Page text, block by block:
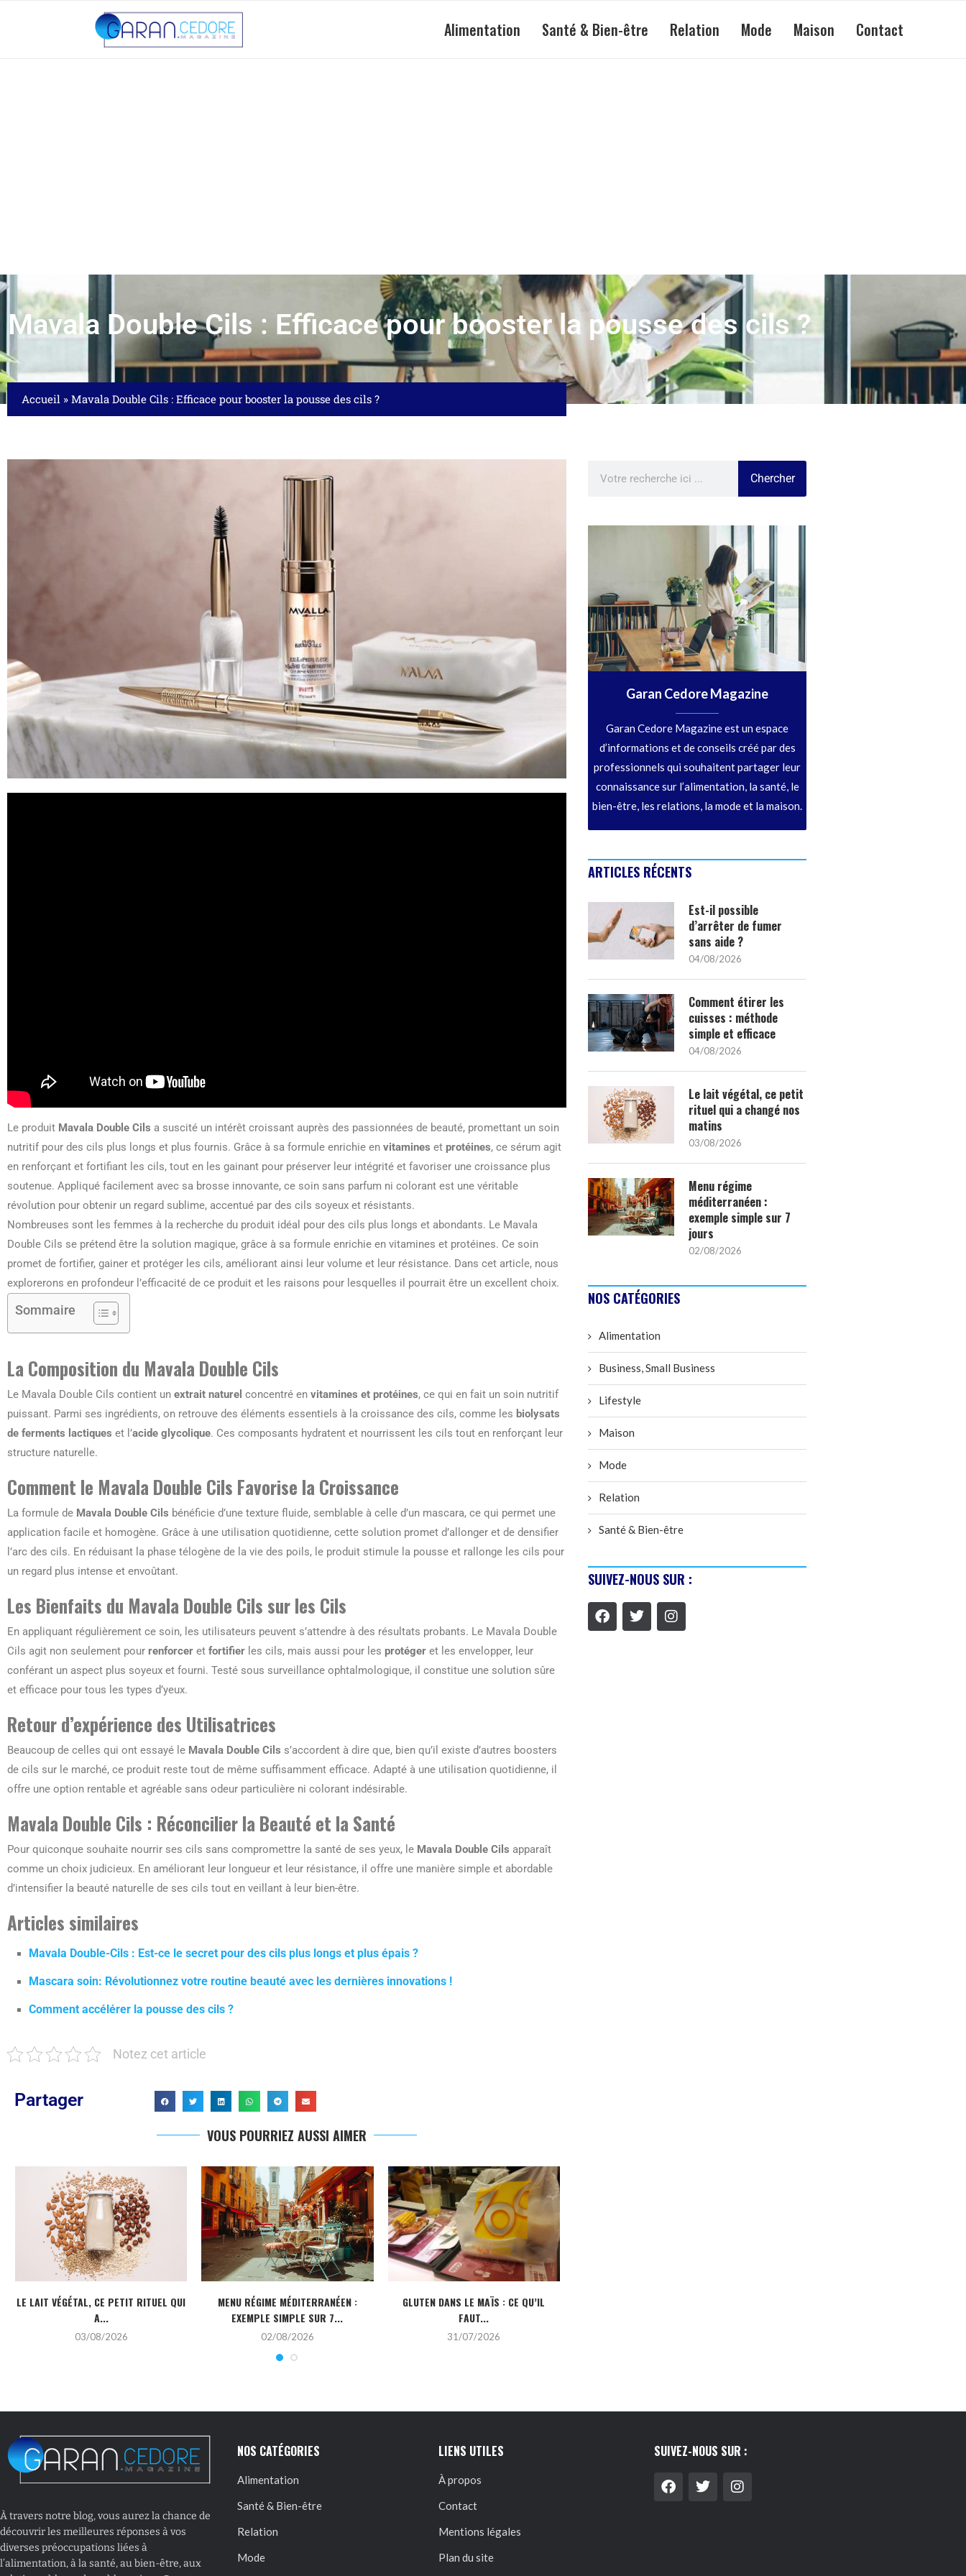
Alimentation Santé & Bien-être Relation Mode Maison Contact
Mavala Double Cils : Efficace pour booster la pousse des cils ?
Accueil » Mavala Double Cils : Efficace pour booster la pousse des cils ?
Le produit Mavala Double Cils a suscité un intérêt croissant auprès des passionnées de beauté, promettant un soin
nutritif pour des cils plus longs et plus fournis. Grâce à sa formule enrichie en vitamines et protéines, ce sérum agit
en renforçant et fortifiant les cils, tout en les gainant pour préserver leur intégrité et favoriser une croissance plus
soutenue. Appliqué facilement avec sa brosse innovante, ce soin sans parfum ni colorant est une véritable
révolution pour obtenir un regard sublime, accentué par des cils soyeux et résistants.
Nombreuses sont les femmes à la recherche du produit idéal pour des cils plus longs et abondants. Le Mavala
Double Cils se prétend être la solution magique, grâce à sa formule enrichie en vitamines et protéines. Ce soin
promet de fortifier, gainer et protéger les cils, améliorant ainsi leur volume et leur résistance. Dans cet article, nous
explorerons en profondeur l’efficacité de ce produit et les raisons pour lesquelles il pourrait être un excellent choix.
Sommaire
La Composition du Mavala Double Cils
Le Mavala Double Cils contient un extrait naturel concentré en vitamines et protéines, ce qui en fait un soin nutritif
puissant. Parmi ses ingrédients, on retrouve des éléments essentiels à la croissance des cils, comme les biolysats
de ferments lactiques et l’acide glycolique. Ces composants hydratent et nourrissent les cils tout en renforçant leur
structure naturelle.
Comment le Mavala Double Cils Favorise la Croissance
La formule de Mavala Double Cils bénéficie d’une texture fluide, semblable à celle d’un mascara, ce qui permet une
application facile et homogène. Grâce à une utilisation quotidienne, cette solution promet d’allonger et de densifier
l’arc des cils. En réduisant la phase télogène de la vie des poils, le produit stimule la pousse et rallonge les cils pour
un regard plus intense et envoûtant.
Les Bienfaits du Mavala Double Cils sur les Cils
En appliquant régulièrement ce soin, les utilisateurs peuvent s’attendre à des résultats probants. Le Mavala Double
Cils agit non seulement pour renforcer et fortifier les cils, mais aussi pour les protéger et les envelopper, leur
conférant un aspect plus soyeux et fourni. Testé sous surveillance ophtalmologique, il constitue une solution sûre
et efficace pour tous les types d’yeux.
Retour d’expérience des Utilisatrices
Beaucoup de celles qui ont essayé le Mavala Double Cils s’accordent à dire que, bien qu’il existe d’autres boosters
de cils sur le marché, ce produit reste tout de même suffisamment efficace. Adapté à une utilisation quotidienne, il
offre une option rentable et agréable sans odeur particulière ni colorant indésirable.
Mavala Double Cils : Réconcilier la Beauté et la Santé
Pour quiconque souhaite nourrir ses cils sans compromettre la santé de ses yeux, le Mavala Double Cils apparaît
comme un choix judicieux. En améliorant leur longueur et leur résistance, il offre une manière simple et abordable
d’intensifier la beauté naturelle de ses cils tout en veillant à leur bien-être.
Articles similaires
Mavala Double-Cils : Est-ce le secret pour des cils plus longs et plus épais ?
Mascara soin: Révolutionnez votre routine beauté avec les dernières innovations !
Comment accélérer la pousse des cils ?
Notez cet article
Partager
VOUS POURRIEZ AUSSI AIMER
LE LAIT VÉGÉTAL, CE PETIT RITUEL QUI
A...
03/08/2026
MENU RÉGIME MÉDITERRANÉEN :
EXEMPLE SIMPLE SUR 7...
02/08/2026
GLUTEN DANS LE MAÏS : CE QU’IL
FAUT...
31/07/2026
Chercher
Garan Cedore Magazine
Garan Cedore Magazine est un espace
d’informations et de conseils créé par des
professionnels qui souhaitent partager leur
connaissance sur l’alimentation, la santé, le
bien-être, les relations, la mode et la maison.
ARTICLES RÉCENTS
Est-il possible
d’arrêter de fumer
sans aide ?
04/08/2026
Comment étirer les
cuisses : méthode
simple et efficace
04/08/2026
Le lait végétal, ce petit
rituel qui a changé nos
matins
03/08/2026
Menu régime
méditerranéen :
exemple simple sur 7
jours
02/08/2026
NOS CATÉGORIES
Alimentation
Business, Small Business
Lifestyle
Maison
Mode
Relation
Santé & Bien-être
SUIVEZ-NOUS SUR :
À travers notre blog, vous aurez la chance de
découvrir les meilleures réponses à vos
diverses préoccupations liées à
l’alimentation, à la santé, au bien-être, aux
NOS CATÉGORIES
Alimentation
Santé & Bien-être
Relation
Mode
LIENS UTILES
À propos
Contact
Mentions légales
Plan du site
SUIVEZ-NOUS SUR :